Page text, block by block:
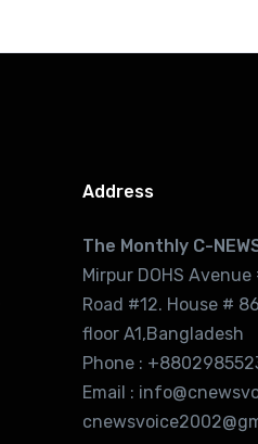
Address
The Monthly C-
Mirpur DOHS Avenue
Road #12. House #
floor A1,Bangladesh
Phone :
Email :